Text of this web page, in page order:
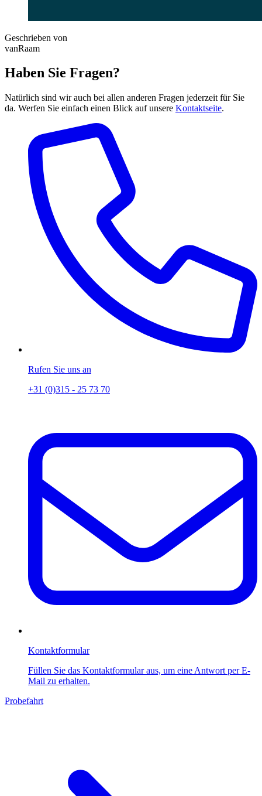
Geschrieben von
vanRaam
Haben Sie Fragen?
Natürlich sind wir auch bei allen anderen Fragen jederzeit für Sie
da. Werfen Sie einfach einen Blick auf unsere Kontaktseite.
Rufen Sie uns an
+31 (0)315 - 25 73 70
Kontaktformular
Füllen Sie das Kontaktformular aus, um eine Antwort per E-
Mail zu erhalten.
Probefahrt